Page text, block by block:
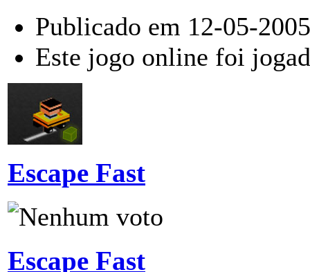
Publicado em 12-05-
Este jogo online foi
Escape Fast
Escape Fast